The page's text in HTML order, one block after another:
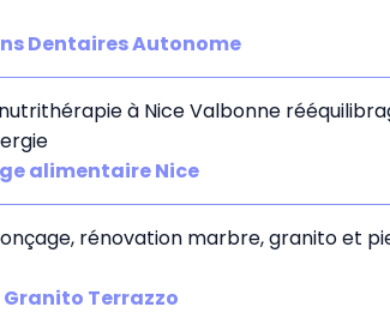
Dentaires Autonome
à Nice Valbonne
alimentaire Nice
rénovation marbre, granito et
Terrazzo